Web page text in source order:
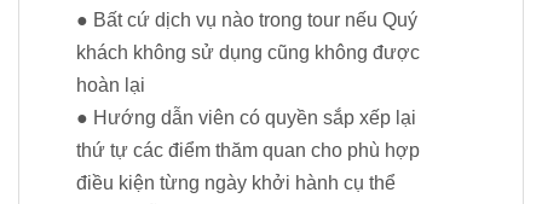
● Bất cứ dịch vụ nào trong tour nếu Quý
khách không sử dụng cũng không được
hoàn lại
● Hướng dẫn viên có quyền sắp xếp lại
thứ tự các điểm thăm quan cho phù hợp
điều kiện từng ngày khởi hành cụ thể